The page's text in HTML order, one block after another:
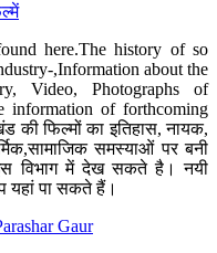
here.The history of so
,Information about the
Video, Photographs of
information of forthcoming
की फिल्मों का इतिहास, नायक,
समस्याओं पर बनी
विभाग में देख सकते है। नयी
यहां पा सकते हैं।
Gaur